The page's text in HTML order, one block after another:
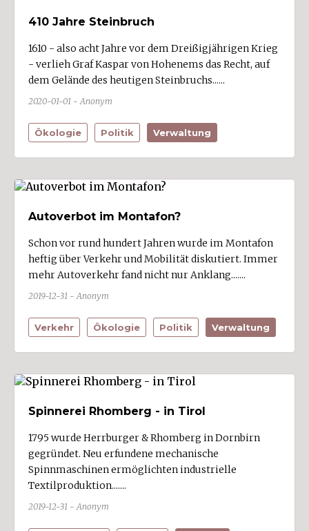
Raggal
Reuthe
Riefensberg
Röns
Röthis
Sankt Gerold
Satteins (2)
Schlins (3)
Schnepfau
Schnifis (1)
Schoppernau
Schröcken
Schwarzenberg
Sibratsgfäll
Silbertal
Sonntag
Stallehr (1)
Sulz (1)
410 Jahre Steinbruch
1610 - also acht Jahre vor dem Dreißigjährigen Krieg
- verlieh Graf Kaspar von Hohenems das Recht, auf
dem Gelände des heutigen Steinbruchs......
2020-01-01 - Anonym
Ökologie Politik Verwaltung
Autoverbot im Montafon?
Schon vor rund hundert Jahren wurde im Montafon
heftig über Verkehr und Mobilität diskutiert. Immer
mehr Autoverkehr fand nicht nur Anklang.......
2019-12-31 - Anonym
Verkehr Ökologie Politik Verwaltung
Spinnerei Rhomberg - in Tirol
1795 wurde Herrburger & Rhomberg in Dornbirn
gegründet. Neu erfundene mechanische
Spinnmaschinen ermöglichten industrielle
Textilproduktion.......
2019-12-31 - Anonym